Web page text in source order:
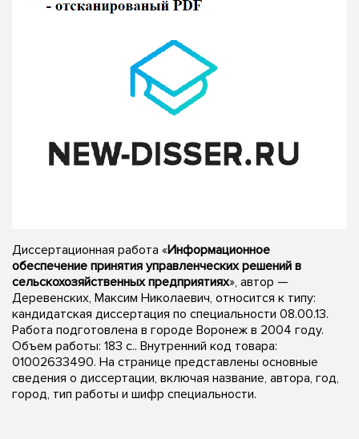
Диссертационная работа «Информационное
обеспечение принятия управленческих решений в
сельскохозяйственных предприятиях», автор —
Деревенских, Максим Николаевич, относится к типу:
кандидатская диссертация по специальности 08.00.13.
Работа подготовлена в городе Воронеж в 2004 году.
Объем работы: 183 с.. Внутренний код товара:
01002633490. На странице представлены основные
сведения о диссертации, включая название, автора, год,
город, тип работы и шифр специальности.